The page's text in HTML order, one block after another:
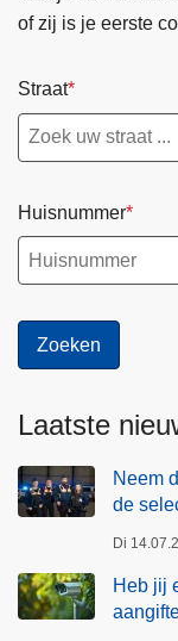
of zij is je eerste
Straat
Huisnummer
Laatste
Neem
de
Di
Heb jij